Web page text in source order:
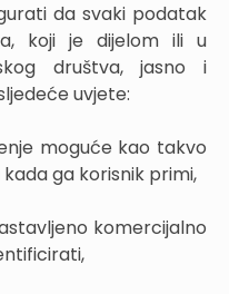
da svaki podatak
koji je dijelom ili u
društva, jasno i
uvjete:
moguće kao takvo
ga korisnik primi,
komercijalno